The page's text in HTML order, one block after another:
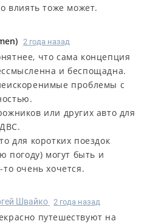
влиять тоже может.
) 2 года назад
что сама концепция
и беспощадна.
проблемы с
или других авто для
для коротких поездок
погоду) могут быть и
очень хочется.
Швайко 2 года назад
путешествуют на